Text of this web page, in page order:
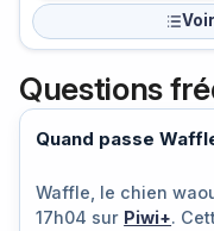
Questions
Quand passe
Waffle, le chien
17h04 sur Piwi+.